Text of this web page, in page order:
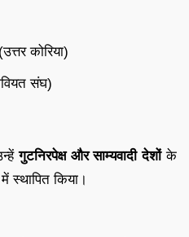
कोरिया)
संघ)
गुटनिरपेक्ष और साम्यवादी देशोंके
किया।